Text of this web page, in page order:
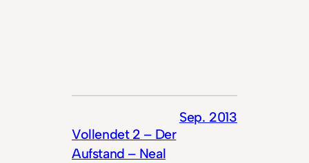
Vollendet 2 – Der
Aufstand – Neal
Sep. 2013